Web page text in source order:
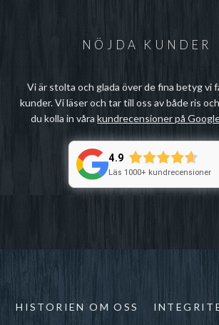
NÖJDA KUNDER
Vi är stolta och glada över de fina betyg vi
kunder. Vi läser och tar till oss av både ris
du kolla in vårakundrecensioner på
4.9
Läs 1000+ kundrecensioner
HISTORIEN OM OSS